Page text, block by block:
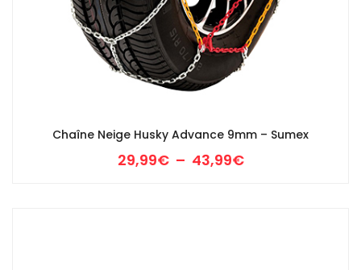
Chaîne Neige Husky Advance 9mm – Sumex
29,99€ – 43,99€Plage